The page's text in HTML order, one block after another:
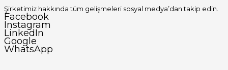
Şirketimiz hakkında tüm gelişmeleri sosyal medya’dan takip edin.
Facebook
Instagram
LinkedIn
Google
WhatsApp